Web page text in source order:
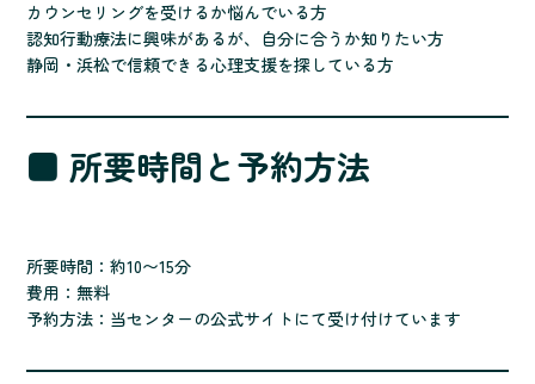
カウンセリングを受けるか悩んでいる方
認知行動療法に興味があるが、自分に合うか知りたい方
静岡・浜松で信頼できる心理支援を探している方
■ 所要時間と予約方法
所要時間：約10〜15分
費用：無料
予約方法：当センターの公式サイトにて受け付けています